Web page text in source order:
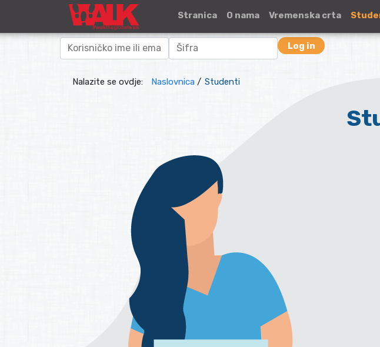
Stranica O nama Vremenska crta
Log in
Nalazite se ovdje: Naslovnica / Studenti